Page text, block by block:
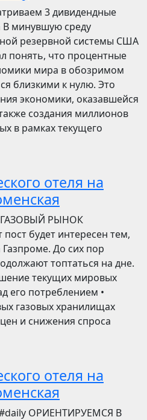
3 дивидендные
В минувшую среду
резервной системы США
понять, что процентные
мира в обозримом
близкими к нулю. Это
экономики, оказавшейся
создания миллионов
в рамках текущего
отеля на
РЫНОК
будет интересен тем,
Газпроме. До сих пор
топтаться на дне.
текущих мировых
его потреблением •
газовых хранилищах
и снижения спроса
отеля на
ОРИЕНТИРУЕМСЯ В